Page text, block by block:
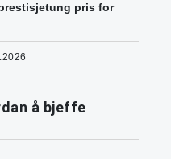
pris for
å bjeffe